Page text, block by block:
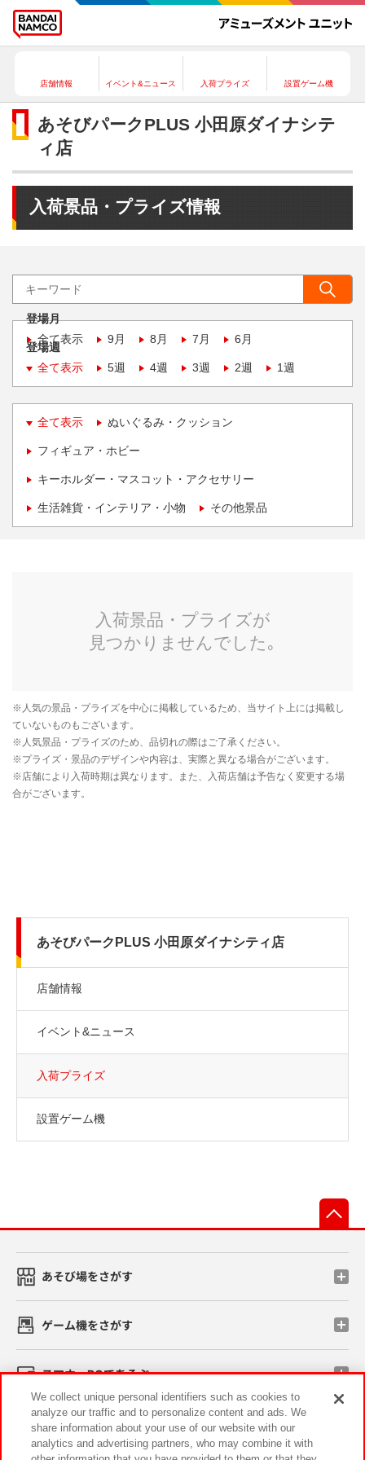
店舗情報 イベント&ニュース 入荷プライズ 設置ゲーム機
あそびパークPLUS 小田原ダイナシテ
ィ店
入荷景品・プライズ情報
登場月
全て表示
9月 8月 7月 6月
登場週
全て表示
5週 4週 3週 2週 1週
全て表示 ぬいぐるみ・クッション
フィギュア・ホビー
キーホルダー・マスコット・アクセサリー
生活雑貨・インテリア・小物 その他景品
あそびパークPLUS 小田原ダイナシティ店
店舗情報
イベント&ニュース
入荷プライズ
設置ゲーム機
あそび場をさがす
ゲーム機をさがす
スマホ・PCであそぶ
イベント・キャンペーン
We collect unique personal identifiers such as cookies to
analyze our traffic and to personalize content and ads. We
share information about your use of our website with our
analytics and advertising partners, who may combine it with